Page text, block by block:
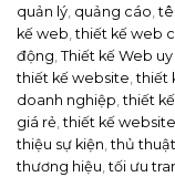
quản lý, quảng cáo,
kế web,thiết kế web
động, Thiết kế Web
thiết kế website,thiết
doanh nghiệp,thiết
giá rẻ,thiết kế
thiệu sự kiện,thủ
thương hiệu,tối ưu